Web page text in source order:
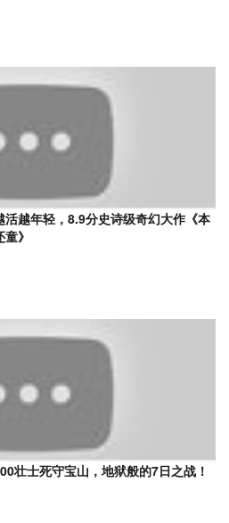
活越年轻，8.9分史诗级奇幻大作《本
》
壮士死守宝山，地狱般的7日之战！